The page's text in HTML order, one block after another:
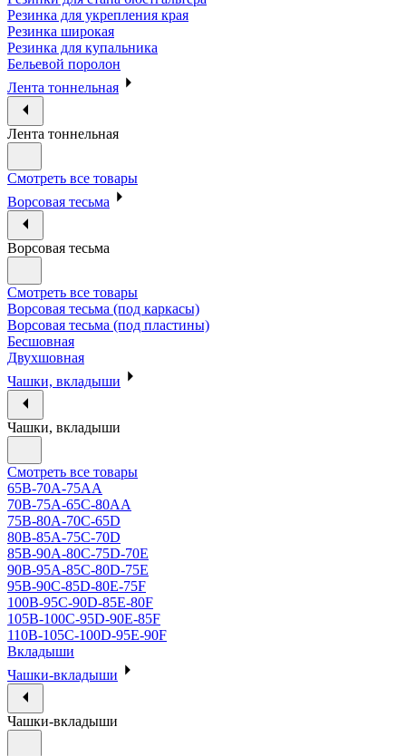
Резинка для укрепления края
Резинка широкая
Резинка для купальника
Бельевой поролон
Лента тоннельная
Лента тоннельная
Смотреть все товары
Ворсовая тесьма
Ворсовая тесьма
Смотреть все товары
Ворсовая тесьма (под каркасы)
Ворсовая тесьма (под пластины)
Бесшовная
Двухшовная
Чашки, вкладыши
Чашки, вкладыши
Смотреть все товары
65B-70A-75АА
70В-75А-65С-80АА
75В-80А-70С-65D
80В-85А-75С-70D
85В-90А-80С-75D-70E
90B-95A-85C-80D-75E
95B-90C-85D-80E-75F
100B-95C-90D-85E-80F
105B-100C-95D-90E-85F
110B-105C-100D-95E-90F
Вкладыши
Чашки-вкладыши
Чашки-вкладыши